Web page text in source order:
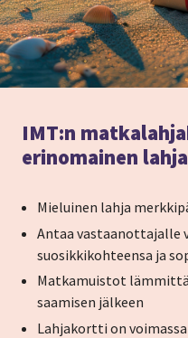
IMT:n
erinomainen lahja
Mieluinen lahja
Antaa vastaanottajalle
suosikkikohteensa ja
Matkamuistot
saamisen jälkeen
Lahjakortti on